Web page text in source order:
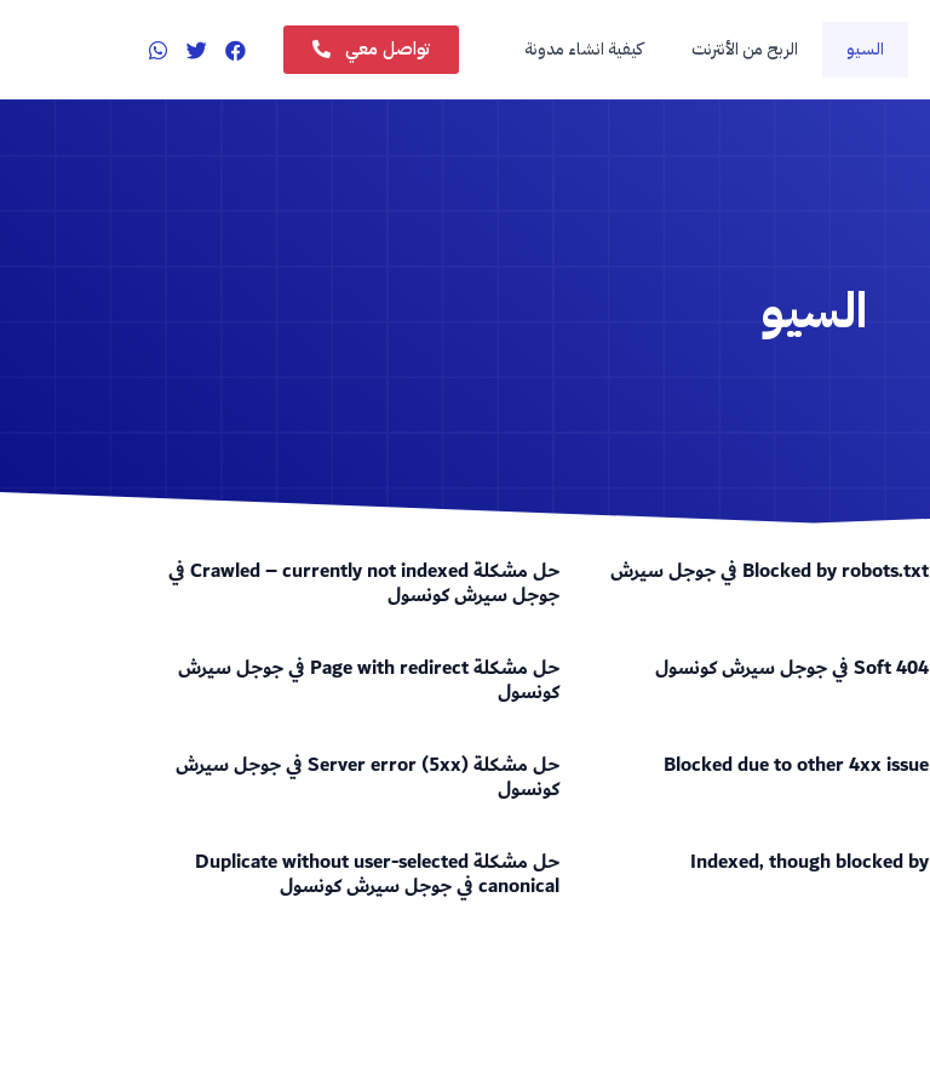
السيو الربح من الأنترنت كيفية انشاء مدونة تواصل معي
السيو
حل مشكلة Blocked by robots.txt في جوجل سيرش حل مشكلة Crawled – currently not indexed في
جوجل سيرش كونسول
حل مشكلة Page with redirect في جوجل سيرش
كونسول
حل مشكلة Server error (5xx) في جوجل سيرش
كونسول
حل مشكلة Indexed, though blocked by حل مشكلة Duplicate without user-selected
canonical في جوجل سيرش كونسول